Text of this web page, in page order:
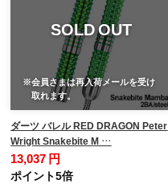
SOLD OUT
※会員さまは再入荷メールを受け
取れます。
ダーツ バレル RED DRAGON Peter
Wright Snakebite M …
13,037 円
ポイント5倍